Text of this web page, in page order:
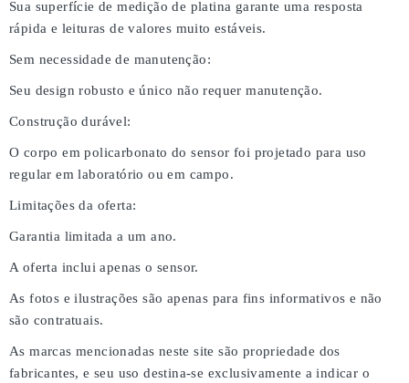
Sua superfície de medição de platina garante uma resposta
rápida e leituras de valores muito estáveis.
Sem necessidade de manutenção:
Seu design robusto e único não requer manutenção.
Construção durável:
O corpo em policarbonato do sensor foi projetado para uso
regular em laboratório ou em campo.
Limitações da oferta:
Garantia limitada a um ano.
A oferta inclui apenas o sensor.
As fotos e ilustrações são apenas para fins informativos e não
são contratuais.
As marcas mencionadas neste site são propriedade dos
fabricantes, e seu uso destina-se exclusivamente a indicar o